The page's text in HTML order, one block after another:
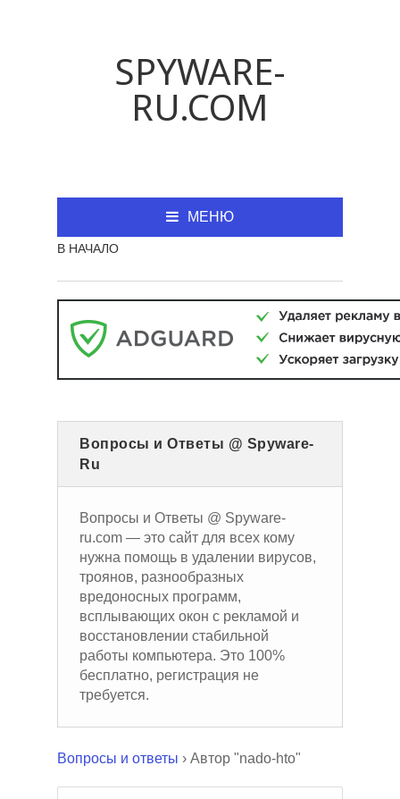
SPYWARE-
RU.COM
МЕНЮ
В НАЧАЛО
Вопросы и Ответы @ Spyware-
Ru
Вопросы и Ответы @ Spyware-
ru.com — это сайт для всех кому
нужна помощь в удалении вирусов,
троянов, разнообразных
вредоносных программ,
всплывающих окон с рекламой и
восстановлении стабильной
работы компьютера. Это 100%
бесплатно, регистрация не
требуется.
Вопросы и ответы › Автор "nado-hto"